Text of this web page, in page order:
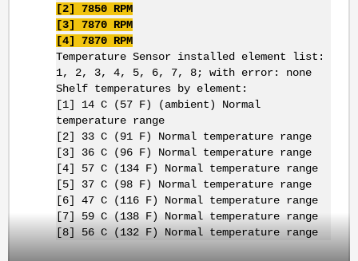
[2] 7850 RPM
[3] 7870 RPM
[4] 7870 RPM
Temperature Sensor installed element list:
1, 2, 3, 4, 5, 6, 7, 8; with error: none
Shelf temperatures by element:
[1] 14 C (57 F) (ambient) Normal
temperature range
[2] 33 C (91 F) Normal temperature range
[3] 36 C (96 F) Normal temperature range
[4] 57 C (134 F) Normal temperature range
[5] 37 C (98 F) Normal temperature range
[6] 47 C (116 F) Normal temperature range
[7] 59 C (138 F) Normal temperature range
[8] 56 C (132 F) Normal temperature range